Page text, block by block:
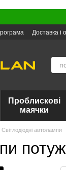
Доставка і
Проблискові
маячки
Світлодіодні автолампи